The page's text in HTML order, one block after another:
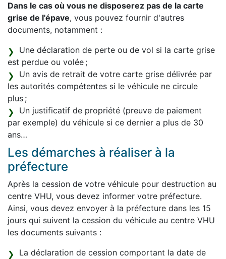
Dans le cas où vous ne disposerez pas de la carte
grise de l'épave, vous pouvez fournir d'autres
documents, notamment :
Une déclaration de perte ou de vol si la carte grise
est perdue ou volée ;
Un avis de retrait de votre carte grise délivrée par
les autorités compétentes si le véhicule ne circule
plus ;
Un justificatif de propriété (preuve de paiement
par exemple) du véhicule si ce dernier a plus de 30
ans…
Les démarches à réaliser à la
préfecture
Après la cession de votre véhicule pour destruction au
centre VHU, vous devez informer votre préfecture.
Ainsi, vous devez envoyer à la préfecture dans les 15
jours qui suivent la cession du véhicule au centre VHU
les documents suivants :
La déclaration de cession comportant la date de